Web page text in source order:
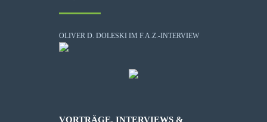
OLIVER D. DOLESKI IM F.A.Z.-INTERVIEW
VORTRÄGE, INTERVIEWS &